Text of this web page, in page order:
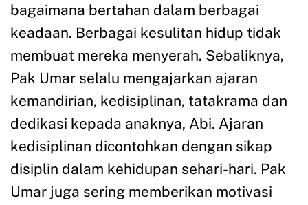
bagaimana bertahan dalam berbagai
keadaan. Berbagai kesulitan hidup tidak
membuat mereka menyerah. Sebaliknya,
Pak Umar selalu mengajarkan ajaran
kemandirian, kedisiplinan, tatakrama dan
dedikasi kepada anaknya, Abi. Ajaran
kedisiplinan dicontohkan dengan sikap
disiplin dalam kehidupan sehari-hari. Pak
Umar juga sering memberikan motivasi